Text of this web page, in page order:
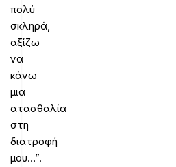
πολύ
σκληρά,
αξίζω
να
κάνω
μια
ατασθαλία
στη
διατροφή
μου…”.